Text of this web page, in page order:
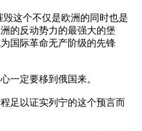
这个不仅是欧洲的同时也是
的反动势力的最强大的堡
国际革命无产阶级的先锋
心一定要移到俄国来。
足以证实列宁的这个预言而